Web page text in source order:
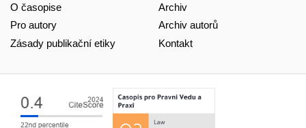
O časopise
Pro autory
Zásady publikační etiky
Archiv
Archiv autorů
Kontakt